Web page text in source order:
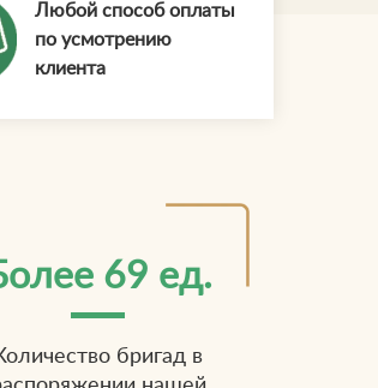
Любой способ оплаты
по усмотрению
клиента
69 ед.
бригад в